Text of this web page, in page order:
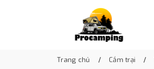
Trang chủ Cắm trại